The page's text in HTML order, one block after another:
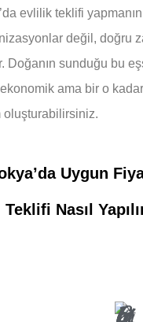
evlilik teklifi yapmanın
değil, doğru
Doğanın sunduğu bu
ama bir o
oluşturabilirsiniz.
Uygun
Teklifi Nasıl